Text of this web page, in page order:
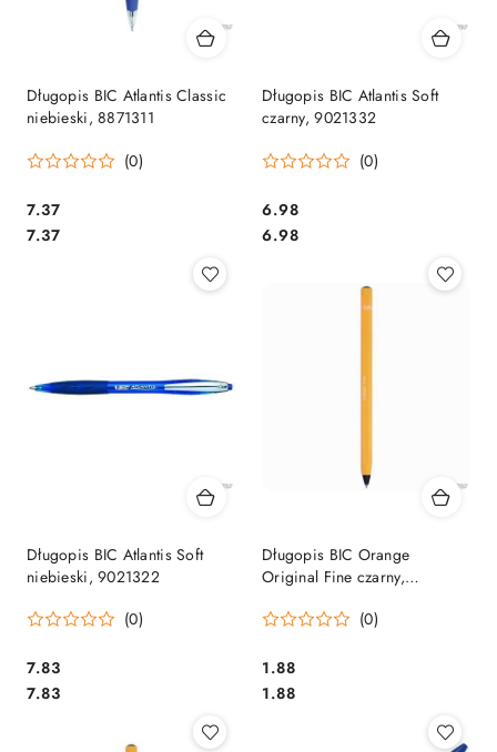
Długopis BIC Atlantis Classic
niebieski, 8871311
(0)
Cena:
7.37
Cena:
7.37
Długopis BIC Atlantis Soft
czarny, 9021332
(0)
Cena:
6.98
Cena:
6.98
Długopis BIC Atlantis Soft
niebieski, 9021322
(0)
Cena:
7.83
Cena:
7.83
Długopis BIC Orange
Original Fine czarny,
(0)
Cena:
1.88
Cena:
1.88